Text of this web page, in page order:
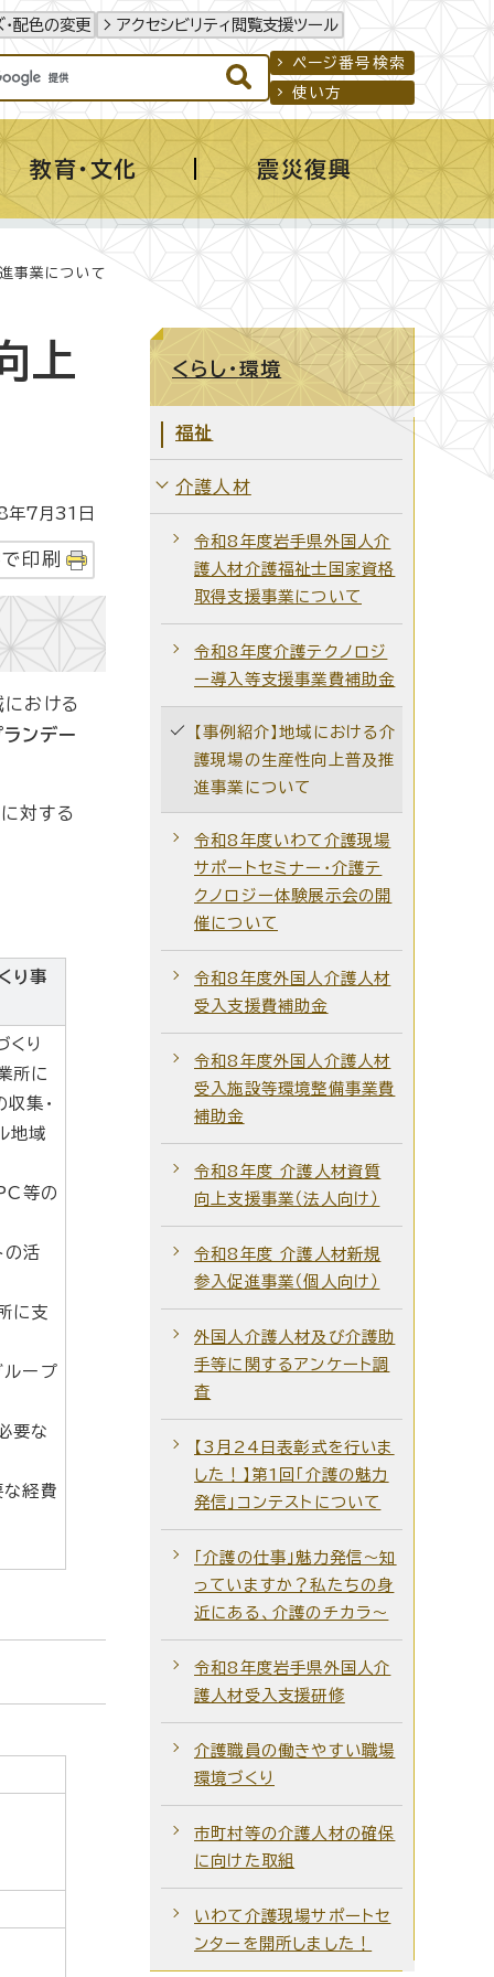
配色の変更 アクセシビリティ閲覧支援ツール
ページ番号検索
使い方
教育・文化 震災復興
事業について
上
7月31日
印刷
における
ンデー
対する
り事
くり
所に
集・
地域
等の
の活
に支
ループ
要な
な経費
くらし・環境
福祉
介護人材
令和8年度岩手県外国人介
護人材介護福祉士国家資格
取得支援事業について
令和8年度介護テクノロジ
ー導入等支援事業費補助金
【事例紹介】地域における介
護現場の生産性向上普及推
進事業について
令和8年度いわて介護現場
サポートセミナー・介護テ
クノロジー体験展示会の開
催について
令和8年度外国人介護人材
受入支援費補助金
令和8年度外国人介護人材
受入施設等環境整備事業費
補助金
令和8年度 介護人材資質
向上支援事業（法人向け）
令和8年度 介護人材新規
参入促進事業（個人向け）
外国人介護人材及び介護助
手等に関するアンケート調
査
【3月24日表彰式を行いま
した！】第1回「介護の魅力
発信」コンテストについて
「介護の仕事」魅力発信～知
っていますか？私たちの身
近にある、介護のチカラ～
令和8年度岩手県外国人介
護人材受入支援研修
介護職員の働きやすい職場
環境づくり
市町村等の介護人材の確保
に向けた取組
いわて介護現場サポートセ
ンターを開所しました！